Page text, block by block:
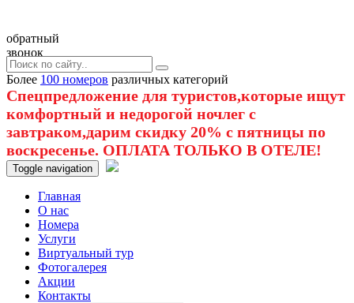
обратный
звонок
Более 100 номеров различных категорий
Спецпредложение для туристов,которые ищут
комфортный и недорогой ночлег с
завтраком,дарим скидку 20% с пятницы по
воскресенье. ОПЛАТА ТОЛЬКО В ОТЕЛЕ!
Toggle navigation
Главная
O нас
Номера
Услуги
Виртуальный тур
Фотогалерея
Акции
Контакты